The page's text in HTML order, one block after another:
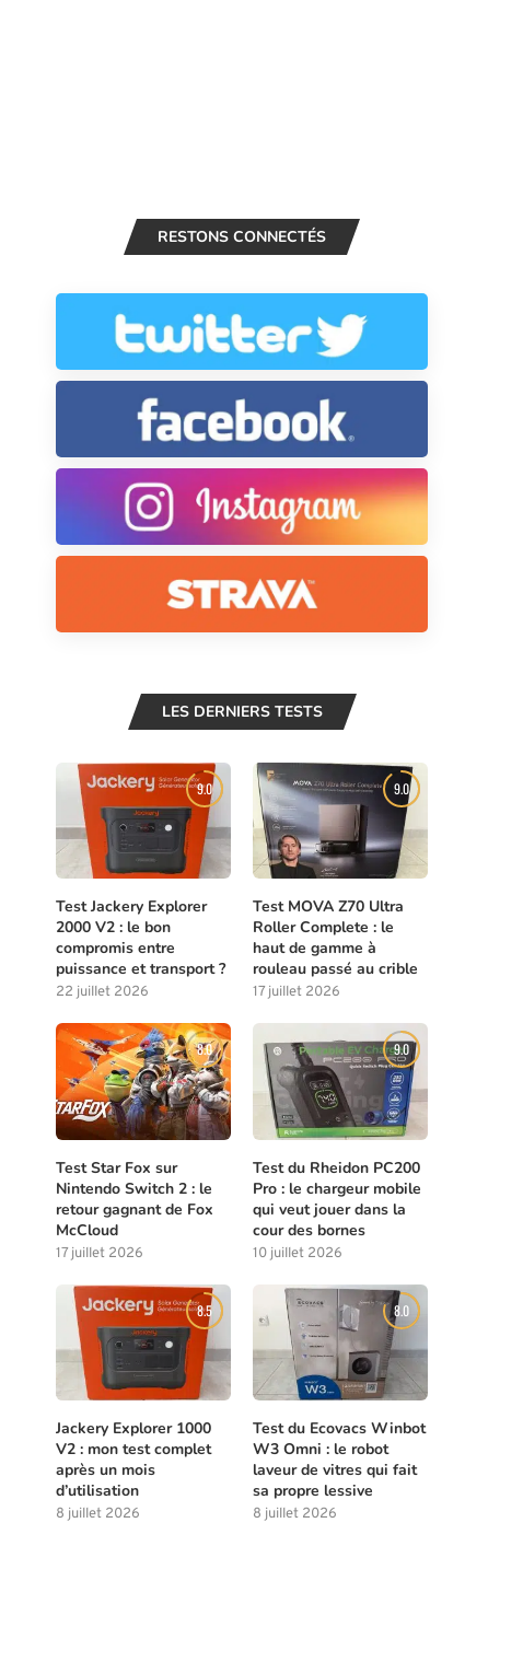
RESTONS CONNECTÉS
LES DERNIERS TESTS
9.0
Test Jackery Explorer
2000 V2 : le bon
compromis entre
puissance et transport ?
22 juillet 2026
9.0
Test MOVA Z70 Ultra
Roller Complete : le
haut de gamme à
rouleau passé au crible
17 juillet 2026
8.0
Test Star Fox sur
Nintendo Switch 2 : le
retour gagnant de Fox
McCloud
17 juillet 2026
9.0
Test du Rheidon PC200
Pro : le chargeur mobile
qui veut jouer dans la
cour des bornes
10 juillet 2026
8.5
Jackery Explorer 1000
V2 : mon test complet
après un mois
d’utilisation
8 juillet 2026
8.0
Test du Ecovacs Winbot
W3 Omni : le robot
laveur de vitres qui fait
sa propre lessive
8 juillet 2026